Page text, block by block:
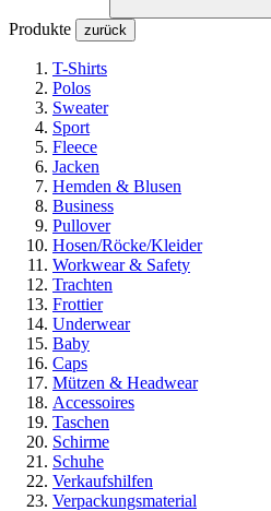
Produkte zurück
T-Shirts
Polos
Sweater
Sport
Fleece
Jacken
Hemden & Blusen
Business
Pullover
Hosen/Röcke/Kleider
Workwear & Safety
Trachten
Frottier
Underwear
Baby
Caps
Mützen & Headwear
Accessoires
Taschen
Schirme
Schuhe
Verkaufshilfen
Verpackungsmaterial